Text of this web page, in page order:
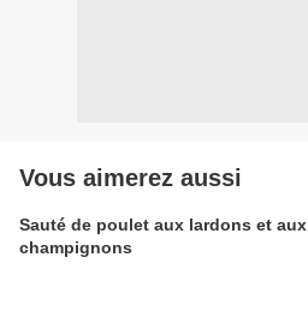
Vous aimerez aussi
Sauté de poulet aux lardons et aux
champignons